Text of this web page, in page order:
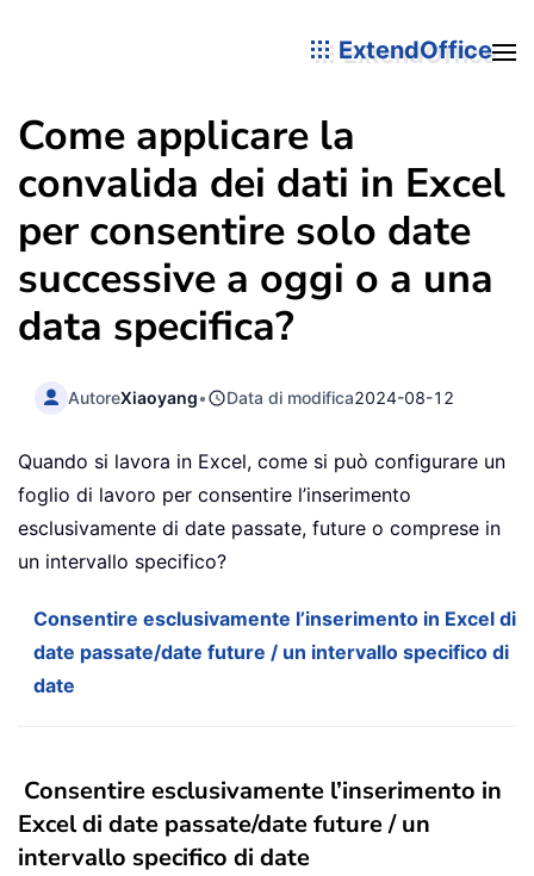
ExtendOffice
Come applicare la
convalida dei dati in Excel
per consentire solo date
successive a oggi o a una
data specifica?
AutoreXiaoyang• Data di modifica2024-08-12
Quando si lavora in Excel, come si può configurare un
foglio di lavoro per consentire l’inserimento
esclusivamente di date passate, future o comprese in
un intervallo specifico?
Consentire esclusivamente l’inserimento in Excel di
date passate/date future / un intervallo specifico di
date
Consentire esclusivamente l’inserimento in
Excel di date passate/date future / un
intervallo specifico di date